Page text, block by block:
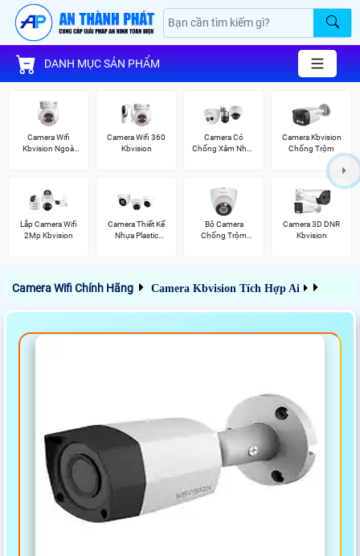
DANH MỤC SẢN PHẨM
Camera Wifi
Kbvision Ngoài
Camera Wifi 360
Kbvision
Camera Có
Chống Xâm Nhập
Camera Kbvision
Chống Trộm
Lắp Camera Wifi
2Mp Kbvision
Camera Thiết Kế
Nhựa Plastic
Bộ Camera
Chống Trộm
Camera 3D DNR
Kbvision
Camera Wifi Chính Hãng Camera Kbvision Tích Hợp Ai